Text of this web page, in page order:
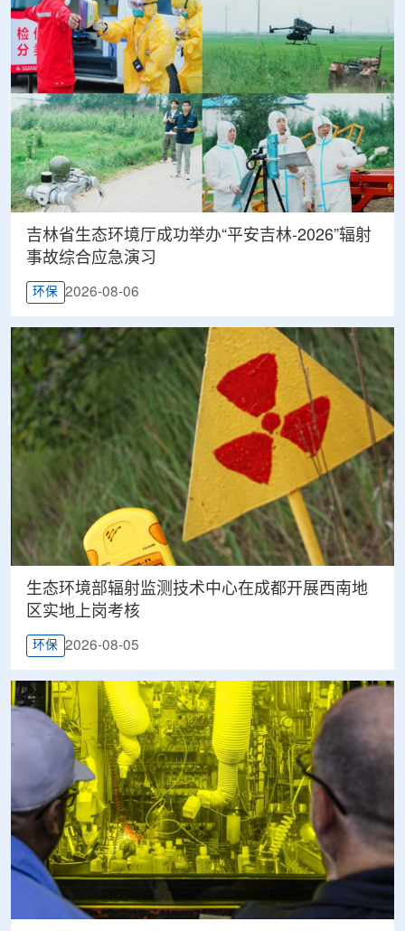
吉林省生态环境厅成功举办“平安吉林-2026”辐射
事故综合应急演习
环保 2026-08-06
生态环境部辐射监测技术中心在成都开展西南地
区实地上岗考核
环保 2026-08-05